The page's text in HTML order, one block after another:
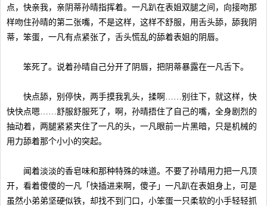
点，快亲我，亲阴蒂孙晴指挥着。一凡趴在表姐双腿之间，向接吻那
样吻住孙晴的第二张嘴，不是这样，这样不舒服，用舌头舔，舔我阴
蒂，笨蛋，一凡有点紧张了，舌头慌乱的舔着表姐的阴唇。
笨死了。说着孙晴自己分开了阴唇，把阴蒂暴露在一凡舌下。
快点舔，别停快，两手摸我乳头，揉啊……别往下，就这样，快
快快点嗯……舒服舒服死了，啊，孙晴捂住了自己的嘴，全身剧烈的
抽动着，两腿紧紧夹住了一凡的头，一凡眼前一片黑暗，只是机械的
用力舔着那个小小的突起。
闻着淡淡的香皂味和那种特殊的味道。不要了孙晴用力把一凡顶
开，看着傻傻的一凡「快插进来啊，傻子」一凡趴在表姐身上，可是
虽然小弟弟坚硬似铁，却找不到门口，小笨蛋一只柔软的小手轻轻抓